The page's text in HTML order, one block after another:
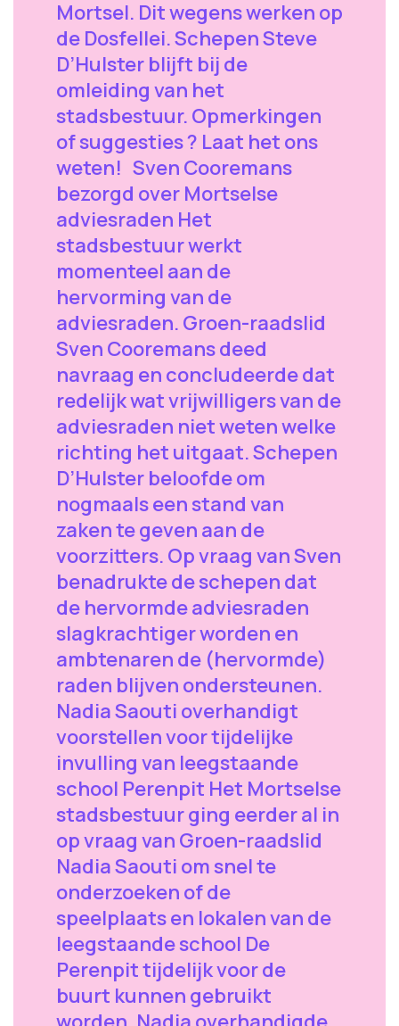
Mortsel. Dit wegens werken op
de Dosfellei. Schepen Steve
D’Hulster blijft bij de
omleiding van het
stadsbestuur. Opmerkingen
of suggesties ? Laat het ons
weten! Sven Cooremans
bezorgd over Mortselse
adviesraden Het
stadsbestuur werkt
momenteel aan de
hervorming van de
adviesraden. Groen-raadslid
Sven Cooremans deed
navraag en concludeerde dat
redelijk wat vrijwilligers van de
adviesraden niet weten welke
richting het uitgaat. Schepen
D’Hulster beloofde om
nogmaals een stand van
zaken te geven aan de
voorzitters. Op vraag van Sven
benadrukte de schepen dat
de hervormde adviesraden
slagkrachtiger worden en
ambtenaren de (hervormde)
raden blijven ondersteunen.
Nadia Saouti overhandigt
voorstellen voor tijdelijke
invulling van leegstaande
school Perenpit Het Mortselse
stadsbestuur ging eerder al in
op vraag van Groen-raadslid
Nadia Saouti om snel te
onderzoeken of de
speelplaats en lokalen van de
leegstaande school De
Perenpit tijdelijk voor de
buurt kunnen gebruikt